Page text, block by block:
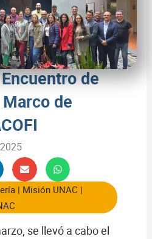
de
de
| Misión UNAC |
se llevó a cabo el